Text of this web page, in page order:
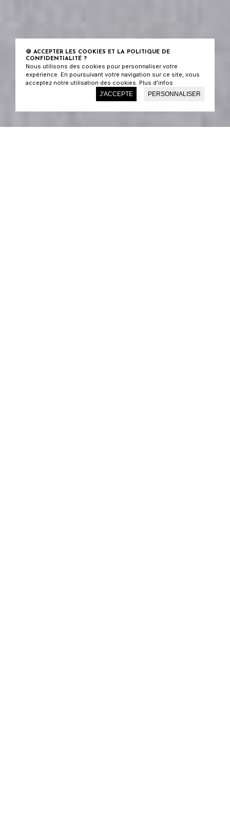
🍪 ACCEPTER LES COOKIES ET LA POLITIQUE DE
CONFIDENTIALITÉ ?
Nous utilisons des cookies pour personnaliser votre
expérience. En poursuivant votre navigation sur ce site, vous
acceptez notre utilisation des cookies. Plus d'infos
J'ACCEPTE
PERSONNALISER